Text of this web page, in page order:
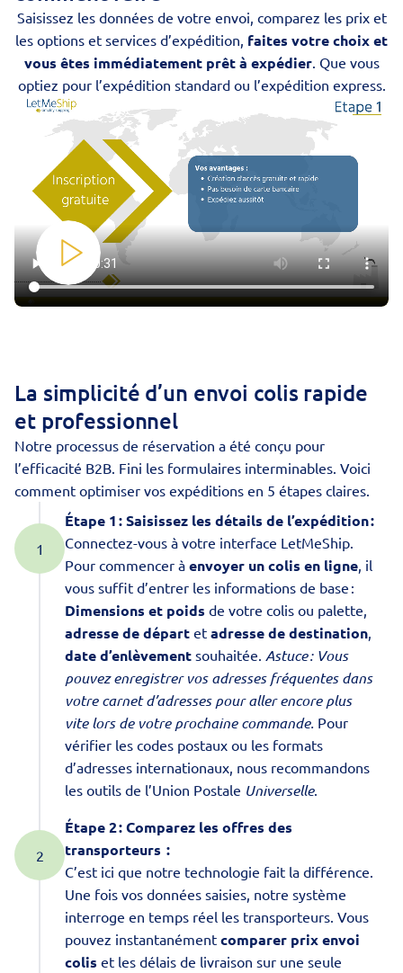
Saisissez les données de votre envoi, comparez les prix et
les options et services d’expédition, faites votre choix et
vous êtes immédiatement prêt à expédier. Que vous
optiez pour l’expédition standard ou l’expédition express.
La simplicité d’un envoi colis rapide
et professionnel
Notre processus de réservation a été conçu pour
l’efficacité B2B. Fini les formulaires interminables. Voici
comment optimiser vos expéditions en 5 étapes claires.
Étape 1 : Saisissez les détails de l’expédition :
Connectez-vous à votre interface LetMeShip.
Pour commencer à envoyer un colis en ligne, il
vous suffit d’entrer les informations de base :
Dimensions et poids de votre colis ou palette,
adresse de départ et adresse de destination,
date d’enlèvement souhaitée. Astuce : Vous
pouvez enregistrer vos adresses fréquentes dans
votre carnet d’adresses pour aller encore plus
vite lors de votre prochaine commande. Pour
vérifier les codes postaux ou les formats
d’adresses internationaux, nous recommandons
les outils de l’Union Postale Universelle.
Étape 2 : Comparez les offres des
transporteurs :
C’est ici que notre technologie fait la différence.
Une fois vos données saisies, notre système
interroge en temps réel les transporteurs. Vous
pouvez instantanément comparer prix envoi
colis et les délais de livraison sur une seule